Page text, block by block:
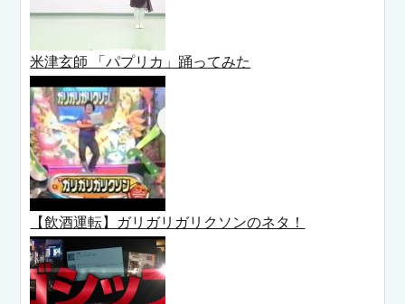
米津玄師 「パプリカ」踊ってみた
【飲酒運転】ガリガリガリクソンのネタ！